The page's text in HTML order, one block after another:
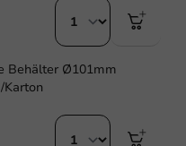
Behälter Ø101mm
Karton